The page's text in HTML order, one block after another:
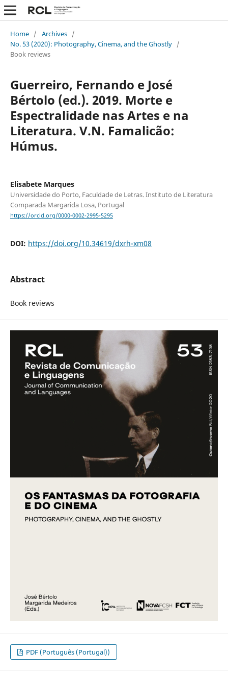
Home / Archives /
No. 53 (2020): Photography, Cinema, and the Ghostly /
Book reviews
Guerreiro, Fernando e José
Bértolo (ed.). 2019. Morte e
Espectralidade nas Artes e na
Literatura. V.N. Famalicão:
Húmus.
Elisabete Marques
Universidade do Porto, Faculdade de Letras. Instituto de Literatura
Comparada Margarida Losa, Portugal
https://orcid.org/0000-0002-2995-5295
DOI: https://doi.org/10.34619/dxrh-xm08
Abstract
Book reviews
PDF (Português (Portugal))